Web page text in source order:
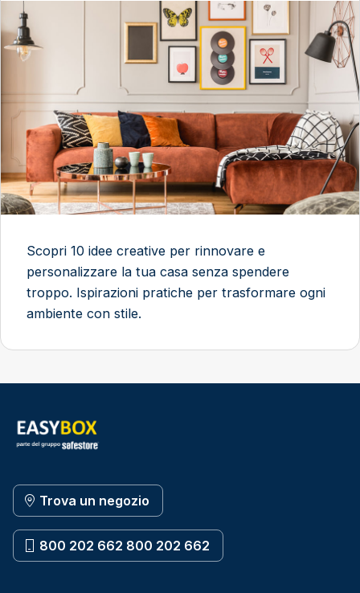
Scopri 10 idee creative per rinnovare e
personalizzare la tua casa senza spendere
troppo. Ispirazioni pratiche per trasformare ogni
ambiente con stile.
Trova un negozio
800 202 662 800 202 662